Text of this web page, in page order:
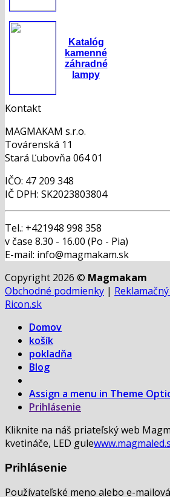
Katalóg
kamenné
záhradné
lampy
Kontakt
MAGMAKAM s.r.o.
Továrenská 11
Stará Ľubovňa 064 01
IČO: 47 209 348
IČ DPH: SK2023803804
Tel.: +421948 998 358
v čase 8.30 - 16.00 (Po - Pia)
E-mail: info@magmakam.sk
Copyright 2026 © Magmakam
Obchodné podmienky |
Ricon.sk
Domov
košík
pokladňa
Blog
Assign a menu in Theme
Prihlásenie
Kliknite na náš priateľský web
kvetináče, LED gule
Prihlásenie
Používateľské meno alebo e-